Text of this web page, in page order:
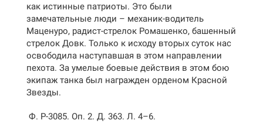
как истинные патриоты. Это были
замечательные люди – механик-водитель
Маценуро, радист-стрелок Ромашенко, башенный
стрелок Довк. Только к исходу вторых суток нас
освободила наступавшая в этом направлении
пехота. За умелые боевые действия в этом бою
экипаж танка был награжден орденом Красной
Звезды.
Ф. Р-3085. Оп. 2. Д. 363. Л. 4–6.